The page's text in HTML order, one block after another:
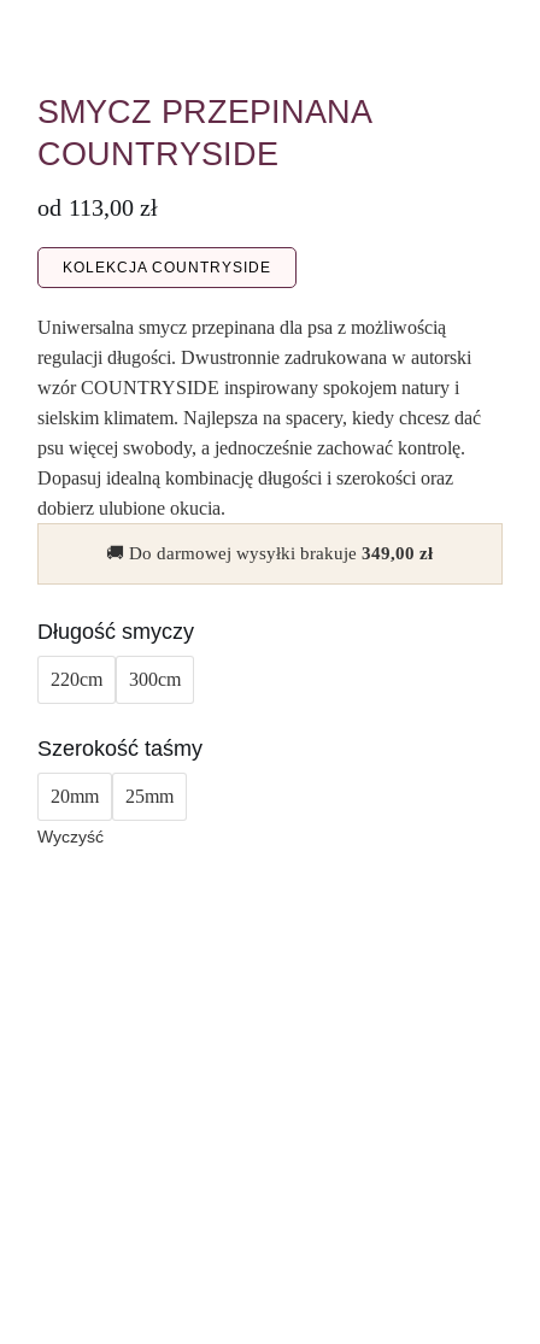
SMYCZ PRZEPINANA
COUNTRYSIDE
od 113,00 zł
KOLEKCJA COUNTRYSIDE
Uniwersalna smycz przepinana dla psa z możliwością
regulacji długości. Dwustronnie zadrukowana w autorski
wzór COUNTRYSIDE inspirowany spokojem natury i
sielskim klimatem. Najlepsza na spacery, kiedy chcesz dać
psu więcej swobody, a jednocześnie zachować kontrolę.
Dopasuj idealną kombinację długości i szerokości oraz
dobierz ulubione okucia.
🚚 Do darmowej wysyłki brakuje349,00zł
Długość smyczy
220cm 300cm
Szerokość taśmy
20mm 25mm
Wyczyść